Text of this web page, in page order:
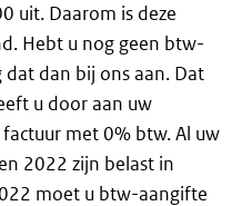
uit. Daarom is deze
Hebt u nog geen btw-
dan bij ons aan. Dat
u door aan uw
met 0% btw. Al uw
2022 zijn belast in
moet u btw-aangifte